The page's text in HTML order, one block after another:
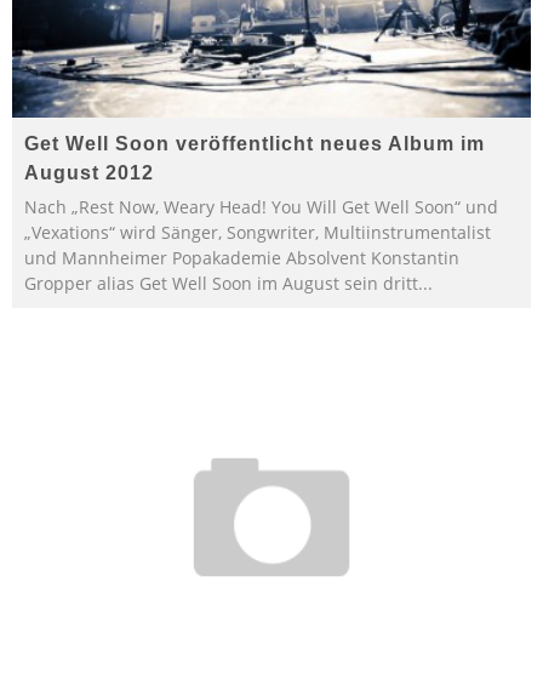
Get Well Soon veröffentlicht neues Album im
August 2012
Nach „Rest Now, Weary Head! You Will Get Well Soon“ und
„Vexations“ wird Sänger, Songwriter, Multiinstrumentalist
und Mannheimer Popakademie Absolvent Konstantin
Gropper alias Get Well Soon im August sein dritt...